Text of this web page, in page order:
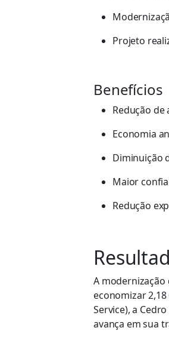
Projeto
Benefícios
Redução
Economia
Diminuição
Maior
Redução
A
economizar
Service), a
avança em sua